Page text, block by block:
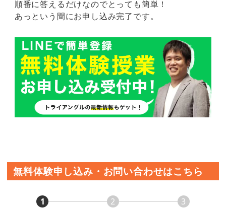
順番に答えるだけなのでとっても簡単！
あっという間にお申し込み完了です。
無料体験申し込み・お問い合わせはこちら
1
2
3